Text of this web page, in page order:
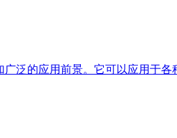
广泛的应用前景。它可以应用于